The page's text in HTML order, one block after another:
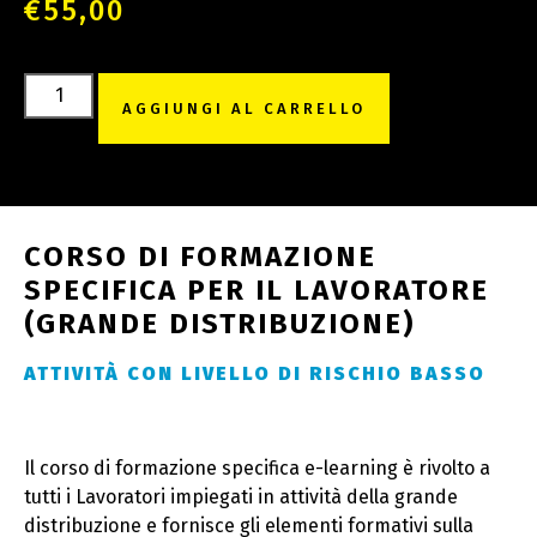
€55,00
AGGIUNGI AL CARRELLO
CORSO DI FORMAZIONE
SPECIFICA PER IL LAVORATORE
(GRANDE DISTRIBUZIONE)
ATTIVITÀ CON LIVELLO DI RISCHIO BASSO
Il corso di formazione specifica e-learning è rivolto a
tutti i Lavoratori impiegati in attività della grande
distribuzione e fornisce gli elementi formativi sulla